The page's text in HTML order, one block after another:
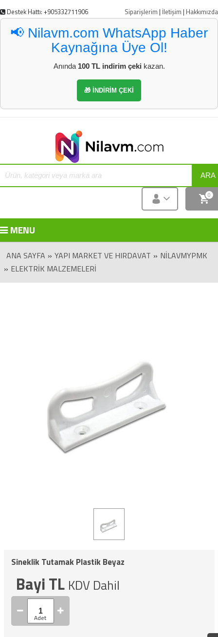
Destek Hattı: +905332711906 Siparişlerim | İletişim | Hakkımızda
📢 Nilavm.com WhatsApp Haber
Kaynağına Üye Ol!
Anında 100 TL indirim çeki kazan.
🎁 İNDİRİM ÇEKİ
ARA
0
MENU
ANA SAYFA » YAPI MARKET VE HIRDAVAT » NILAVMYPMK
» ELEKTRIK MALZEMELERI
Sineklik Tutamak Plastik Beyaz
Bayi TL KDV Dahil